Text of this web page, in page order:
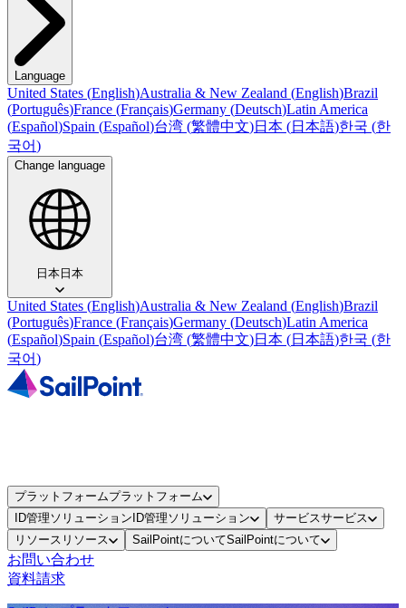
Language
United States (English)Australia & New Zealand (English)Brazil
(Português)France (Français)Germany (Deutsch)Latin America
(Español)Spain (Español)台湾 (繁體中文)日本 (日本語)한국 (한
국어)
Change language
日本日本
United States (English)Australia & New Zealand (English)Brazil
(Português)France (Français)Germany (Deutsch)Latin America
(Español)Spain (Español)台湾 (繁體中文)日本 (日本語)한국 (한
국어)
プラットフォームプラットフォーム
ID管理ソリューション ID管理ソリューション サービスサービス
リソース リソース SailPointについてSailPointについて
お問い合わせ
資料請求